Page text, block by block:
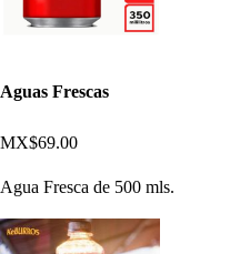
Aguas Frescas
MX$69.00
Agua Fresca de 500 mls.